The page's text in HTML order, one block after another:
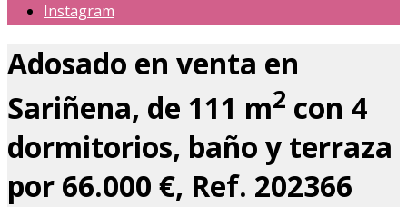
Instagram
Adosado en venta en
Sariñena, de 111 m2 con 4
dormitorios, baño y terraza
por 66.000 €, Ref. 202366